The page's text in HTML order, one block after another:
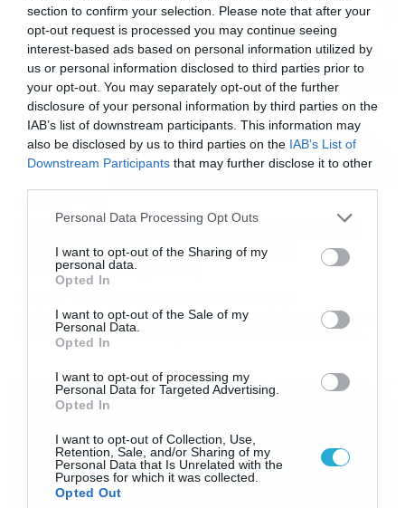
section to confirm your selection. Please note that after your
opt-out request is processed you may continue seeing
interest-based ads based on personal information utilized by
us or personal information disclosed to third parties prior to
your opt-out. You may separately opt-out of the further
disclosure of your personal information by third parties on the
IAB’s list of downstream participants. This information may
also be disclosed by us to third parties on the IAB’s List of
Downstream Participants that may further disclose it to other
Please note that this website/app uses one or more Google
not limited to your visit or usage behaviour. You may click to
grant or deny consent to Google and its third-party tags to
use your data for below specified purposes in below Google
consent section.
Personal Data Processing Opt Outs
I want to opt-out of the Sharing of my
personal data.
Opted In
I want to opt-out of the Sale of my
Personal Data.
Opted In
I want to opt-out of processing my
Personal Data for Targeted Advertising.
Opted In
I want to opt-out of Collection, Use,
Retention, Sale, and/or Sharing of my
Personal Data that Is Unrelated with the
Purposes for which it was collected.
Opted Out
Χρησιμοποιεί την παλάμη του αντί για
πινέλο και αυτό που κάνει είναι
εντυπωσιακό (video)
εντυπωσιακό. Αυτό που κάνει είναι απλά εντυπωσιακό
προκαλώντας όσους το βλέπουν να θέλουν να δουν
παραπάνω από λίγα λεπτά. Source: Talented Chinese
artist paints with his bare hands by Newsflare